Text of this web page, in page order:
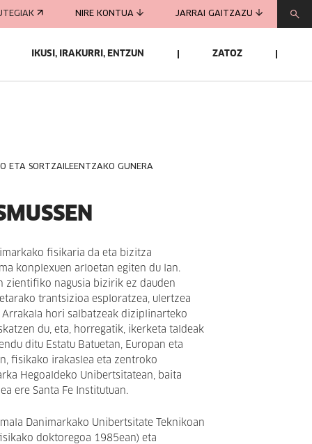
NIRE KONTUA JARRAI GAITZAZU
IKUSI, IRAKURRI, ENTZUN ZATOZ
ETA SORTZAILEENTZAKO GUNERA
fisikaria da eta bizitza
konplexuen arloetan egiten du lan.
zientifiko nagusia bizirik ez dauden
trantsizioa esploratzea, ulertzea
Arrakala hori salbatzeak diziplinarteko
du, eta, horregatik, ikerketa taldeak
ditu Estatu Batuetan, Europan eta
fisikako irakaslea eta zentroko
Hegoaldeko Unibertsitatean, baita
ere Santa Fe Institutuan.
Danimarkako Unibertsitate Teknikoan
doktoregoa 1985ean) eta